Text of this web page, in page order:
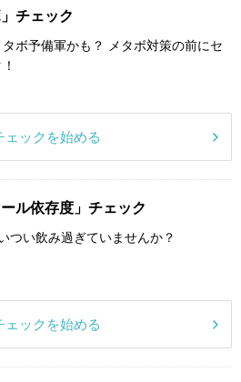
チェック
ボ予備軍かも？ メタボ対策の前にセ
ェックを始める
ル依存度」チェック
つい飲み過ぎていませんか？
ェックを始める